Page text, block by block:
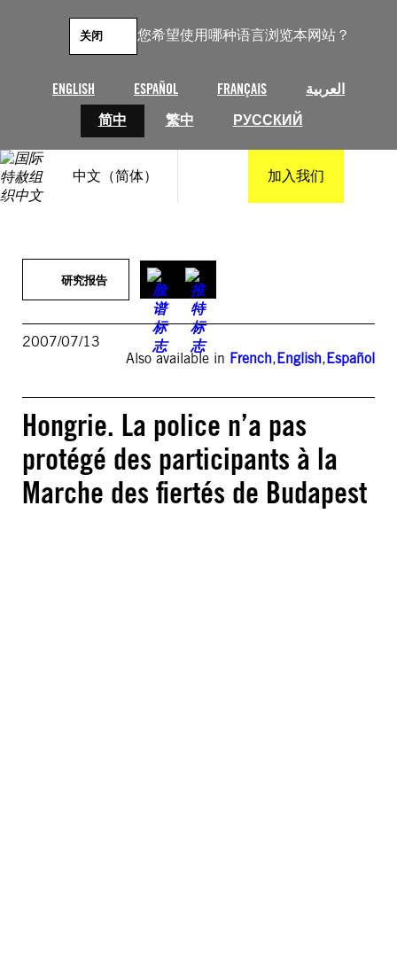
您希望使用哪种语言浏览本网站？
ENGLISH ESPAÑOL FRANÇAIS
العربية
简中
繁中 РУССКИЙ
关闭
中文（简体） 加入我们
研究报告
2007/07/13
Also available in French,English,Español
Hongrie. La police n’a pas
protégé des participants à la
Marche des fiertés de Budapest